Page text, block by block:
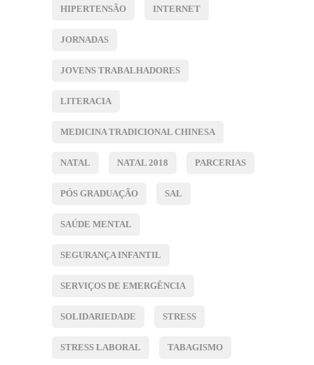
HIPERTENSÃO INTERNET
JORNADAS
JOVENS TRABALHADORES
LITERACIA
MEDICINA TRADICIONAL CHINESA
NATAL NATAL 2018 PARCERIAS
PÓS GRADUAÇÃO SAL
SAÚDE MENTAL
SEGURANÇA INFANTIL
SERVIÇOS DE EMERGÊNCIA
SOLIDARIEDADE STRESS
STRESS LABORAL TABAGISMO